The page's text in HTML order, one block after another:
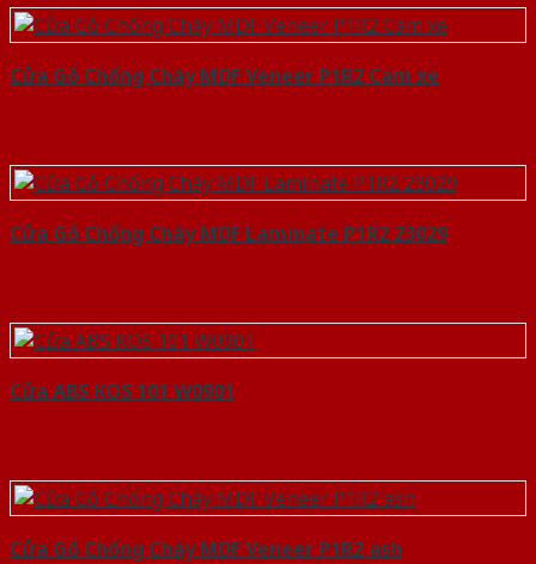
Cửa Gỗ Chống Cháy MDF Veneer P1R2 Cam xe
Cửa Gỗ Chống Cháy MDF Laminate P1R2 23029
Cửa ABS KOS 101 W0901
Cửa Gỗ Chống Cháy MDF Veneer P1R2 ash